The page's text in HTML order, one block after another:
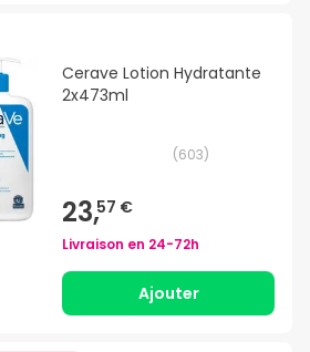
Cerave Lotion Hydratante
2x473ml
(603)
23,57 €
Livraison en 24-72h
Ajouter